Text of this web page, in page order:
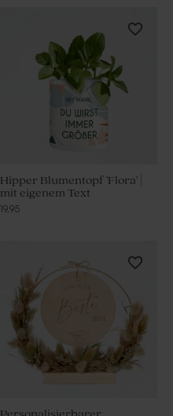
Hipper Blumentopf 'Flora' |
mit eigenem Text
19,95